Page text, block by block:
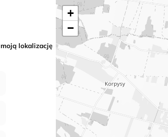
lokalizację
+
−